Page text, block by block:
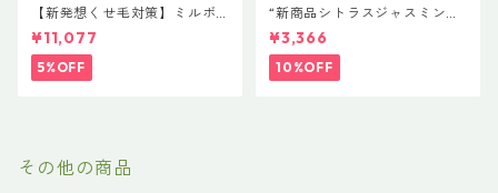
【新発想くせ毛対策】ミルボ
ン 新ブランド「suwae（スワ
エ）」ボトルサイズ選べるセ
ット｜リラクシングシャンプ
ー 500mL ＋ トリートメント
¥11,077
5%OFF
“新商品シトラスジャスミン入
荷” N. ポリッシュオイル NE
T.150ml 定価3400円（税込37
40円）
¥3,366
10%OFF
その他の商品